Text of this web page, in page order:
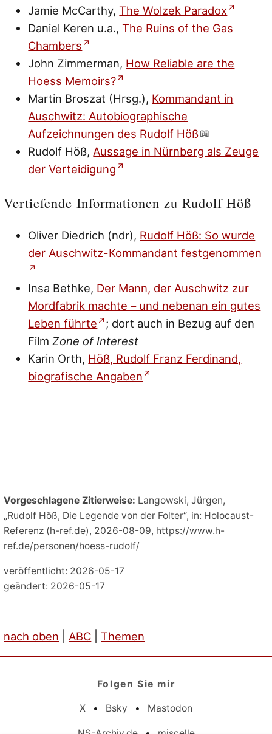
Jamie McCarthy,The Wolzek Paradox
Daniel Keren u.a.,The Ruins of the Gas
Chambers
John Zimmerman, How Reliable are the
Hoess Memoirs?
Martin Broszat (Hrsg.), Kommandant in
Auschwitz: Autobiographische
Aufzeichnungen des Rudolf Höß
Rudolf Höß, Aussage in Nürnberg als Zeuge
der Verteidigung
Vertiefende Informationen zu Rudolf Höß
Oliver Diedrich (ndr), Rudolf Höß: So wurde
der Auschwitz-Kommandant festgenommen
Insa Bethke, Der Mann, der Auschwitz zur
Mordfabrik machte – und nebenan ein gutes
Leben führte
; dort auch in Bezug auf den
FilmZone of Interest
Karin Orth, Höß, Rudolf Franz Ferdinand,
biografische Angaben
Vorgeschlagene Zitierweise: Langowski, Jürgen,
„Rudolf Höß, Die Legende von der Folter“, in: Holocaust-
Referenz (h-ref.de), 2026-08-09, https://www.h-
ref.de/personen/hoess-rudolf/
veröffentlicht: 2026-05-17
geändert: 2026-05-17
nach oben ABC |Themen
Folgen Sie mir
X • Bsky • Mastodon